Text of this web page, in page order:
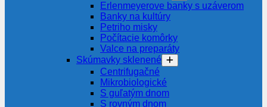
Erlenmeyerove banky s uzáverom
Banky na kultúry
Petriho misky
Počítacie komôrky
Valce na preparáty
Skúmavky sklenené
Centrifugačné
Mikrobiologické
S guľatým dnom
S rovným dnom